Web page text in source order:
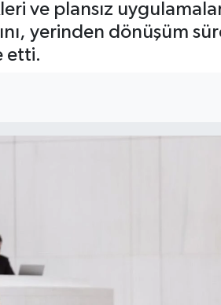
ve plansız
yerinden dönüşüm
etti.